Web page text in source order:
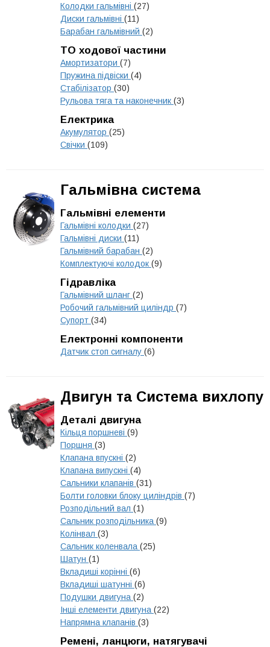
Колодки гальмівні (27)
Диски гальмівні (11)
Барабан гальмівний (2)
ТО ходової частини
Амортизатори (7)
Пружина підвіски (4)
Стабілізатор (30)
Рульова тяга та наконечник (3)
Електрика
Акумулятор (25)
Свічки (109)
Гальмівна система
Гальмівні елементи
Гальмівні колодки (27)
Гальмівні диски (11)
Гальмівний барабан (2)
Комплектуючі колодок (9)
Гідравліка
Гальмівний шланг (2)
Робочий гальмівний циліндр (7)
Супорт (34)
Електронні компоненти
Датчик стоп сигналу (6)
Двигун та Система вихлопу
Деталі двигуна
Кільця поршневі (9)
Поршня (3)
Клапана впускні (2)
Клапана випускні (4)
Сальники клапанів (31)
Болти головки блоку циліндрів (7)
Розподільний вал (1)
Сальник розподільника (9)
Колінвал (3)
Сальник коленвала (25)
Шатун (1)
Вкладиші корінні (6)
Вкладиші шатунні (6)
Подушки двигуна (2)
Інші елементи двигуна (22)
Напрямна клапанів (3)
Ремені, ланцюги, натягувачі